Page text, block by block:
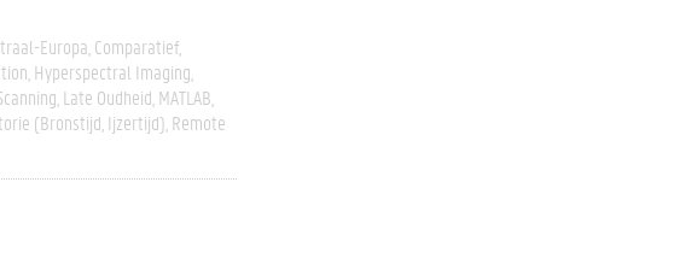
Europa Comparatief
Hyperspectral Imaging
Late Oudheid MATLAB
(bronstijd, Ijzertijd) Remote